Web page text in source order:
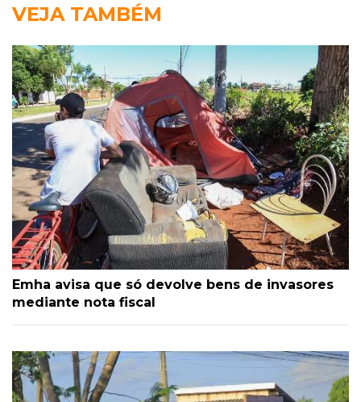
VEJA TAMBÉM
Emha avisa que só devolve bens de invasores
mediante nota fiscal